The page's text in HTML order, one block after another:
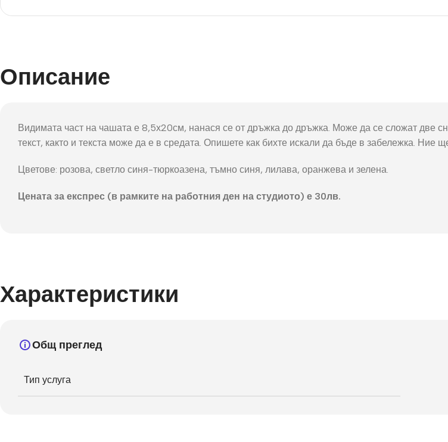
Описание
Видимата част на чашата е 8,5х20см, нанася се от дръжка до дръжка. Може да се сложат две
текст, както и текста може да е в средата. Опишете как бихте искали да бъде в забележка. Ние
Цветове: розова, светло синя-тюркоазена, тъмно синя, лилава, оранжева и зелена.
Цената за експрес (в рамките на работния ден на студиото) е 30лв.
Характеристики
Общ преглед
Тип услуга